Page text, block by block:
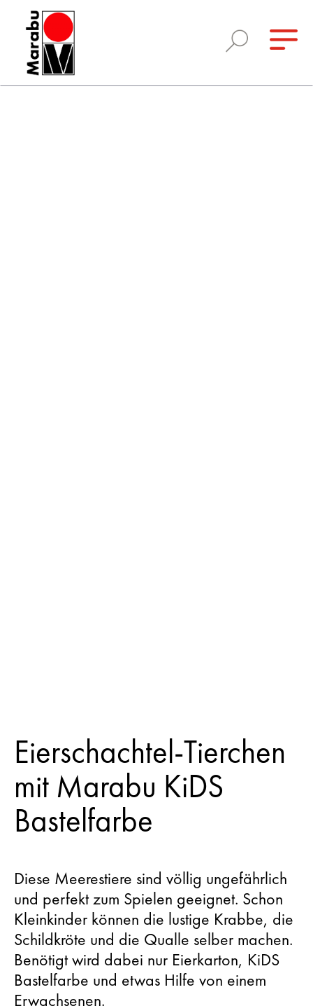
Eierschachtel-Tierchen
mit Marabu KiDS
Bastelfarbe
Diese Meerestiere sind völlig ungefährlich
und perfekt zum Spielen geeignet. Schon
Kleinkinder können die lustige Krabbe, die
Schildkröte und die Qualle selber machen.
Benötigt wird dabei nur Eierkarton, KiDS
Bastelfarbe und etwas Hilfe von einem
Erwachsenen.